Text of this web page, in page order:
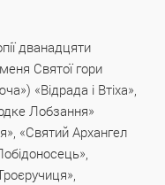
дванадцяти
Святої гори
«Відрада і Втіха»,
Лобзання»
«Святий Архангел